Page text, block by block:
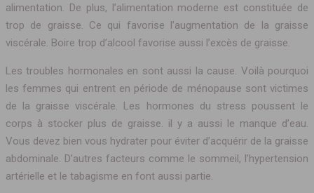
alimentation. De plus, l’alimentation moderne est constituée de
trop de graisse. Ce qui favorise l’augmentation de la graisse
viscérale. Boire trop d’alcool favorise aussi l’excès de graisse.
Les troubles hormonales en sont aussi la cause. Voilà pourquoi
les femmes qui entrent en période de ménopause sont victimes
de la graisse viscérale. Les hormones du stress poussent le
corps à stocker plus de graisse. il y a aussi le manque d’eau.
Vous devez bien vous hydrater pour éviter d’acquérir de la graisse
abdominale. D’autres facteurs comme le sommeil, l’hypertension
artérielle et le tabagisme en font aussi partie.